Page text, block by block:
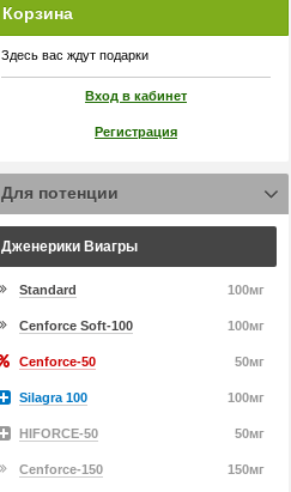
Корзина
Здесь вас ждут подарки
Вход в кабинет
Регистрация
Для потенции
Дженерики Виагры
100мг
Standard
100мг
Cenforce Soft-100
50мг
Cenforce-50
100мг
Silagra 100
50мг
HIFORCE-50
150мг
Cenforce-150